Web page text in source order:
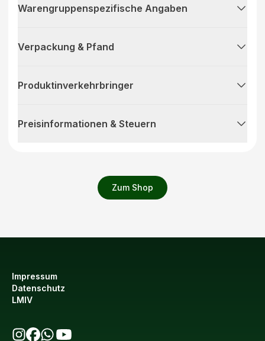
Zum Shop
Warengruppenspezifische Angaben
Verpackung & Pfand
Produktinverkehrbringer
Preisinformationen & Steuern
Impressum
Datenschutz
LMIV